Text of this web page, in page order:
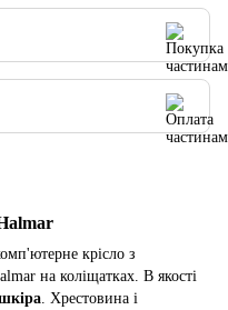
крісло з
на коліщатках. В якості
. Хрестовина і